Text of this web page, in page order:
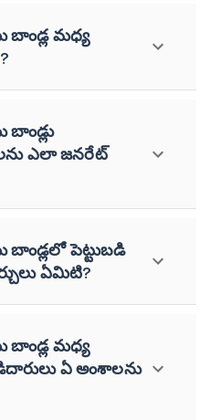
బాండ్ల మధ్య
ఎలా జనరేట్
పెట్టుబడి
ఏమిటి?
బాండ్ల మధ్య
ఏ అంశాలను